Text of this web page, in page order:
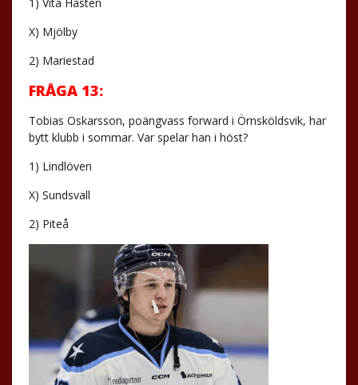
X) Mjölby
2) Mariestad
FRÅGA 13:
Tobias Oskarsson, poängvass forward i Örnsköldsvik, har
bytt klubb i sommar. Var spelar han i höst?
1) Lindlöven
X) Sundsvall
2) Piteå